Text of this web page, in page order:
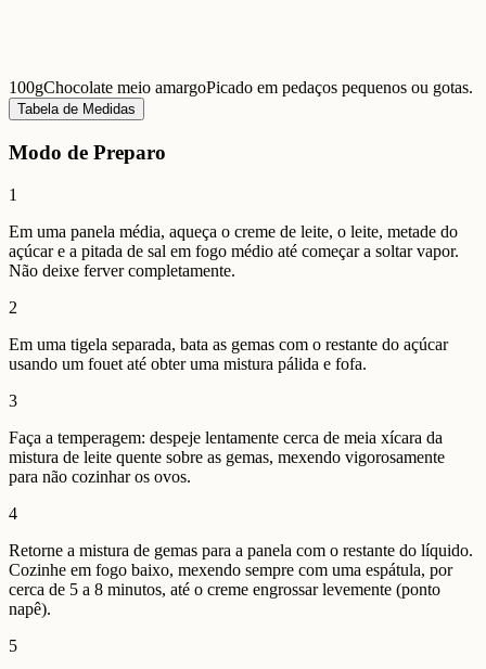
100gChocolate meio amargoPicado em pedaços pequenos ou gotas.
Tabela de Medidas
Modo de Preparo
1
Em uma panela média, aqueça o creme de leite, o leite, metade do
açúcar e a pitada de sal em fogo médio até começar a soltar vapor.
Não deixe ferver completamente.
2
Em uma tigela separada, bata as gemas com o restante do açúcar
usando um fouet até obter uma mistura pálida e fofa.
3
Faça a temperagem: despeje lentamente cerca de meia xícara da
mistura de leite quente sobre as gemas, mexendo vigorosamente
para não cozinhar os ovos.
4
Retorne a mistura de gemas para a panela com o restante do líquido.
Cozinhe em fogo baixo, mexendo sempre com uma espátula, por
cerca de 5 a 8 minutos, até o creme engrossar levemente (ponto
napê).
5